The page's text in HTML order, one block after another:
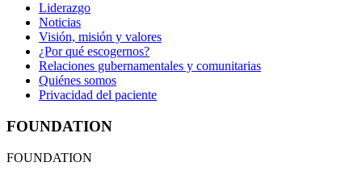
Liderazgo
Noticias
Visión, misión y valores
¿Por qué escogernos?
Relaciones gubernamentales y comunitarias
Quiénes somos
Privacidad del paciente
FOUNDATION
FOUNDATION